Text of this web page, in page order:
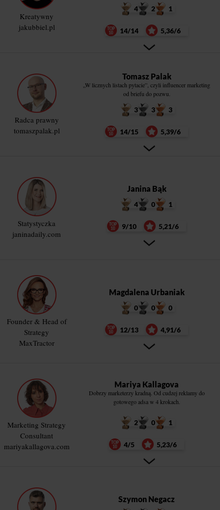
Kreatywny
jakubbiel.pl
4 2 1
14/14 5,36/6
Radca prawny
tomaszpalak.pl
Tomasz Palak
„W licznych listach pytacie”, czyli influencer marketing
od briefu do pozwu.
3 3 3
14/15 5,39/6
Statystyczka
janinadaily.com
Janina Bąk
4 0 1
9/10 5,21/6
Founder & Head of
Strategy
MaxTractor
Magdalena Urbaniak
0 0 0
12/13 4,91/6
Marketing Strategy
Consultant
mariyakallagova.com
Mariya Kallagova
Dobrzy marketerzy kradną. Od cudzej reklamy do
gotowego adsa w 4 krokach.
2 0 1
4/5 5,23/6
Szymon Negacz